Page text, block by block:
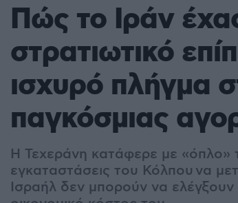
Πώς το Ιράν
στρατιωτικό
ισχυρό πλήγμα
παγκόσμιας
Η Τεχεράνη κατάφερε με «όπλο»
εγκαταστάσεις του Κόλπου να
Ισραήλ δεν μπορούν να